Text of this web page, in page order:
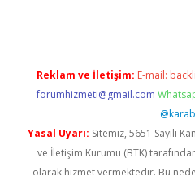
Reklam ve İletişim: E-mail:
forumhizmeti@gmail.com
Yasal Uyarı: Sitemiz, 5651 Sayılı
ve İletişim Kurumu (BTK)
olarak hizmet vermektedir. Bu